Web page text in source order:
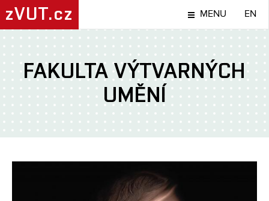
zVUT.cz MENU EN
FAKULTA VÝTVARNÝCH
UMĚNÍ